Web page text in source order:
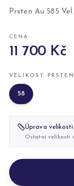
Prsten Au 585
CENA
11 700 Kč
VELIKOST
58
Úprava velikosti
Ostatní velikosti